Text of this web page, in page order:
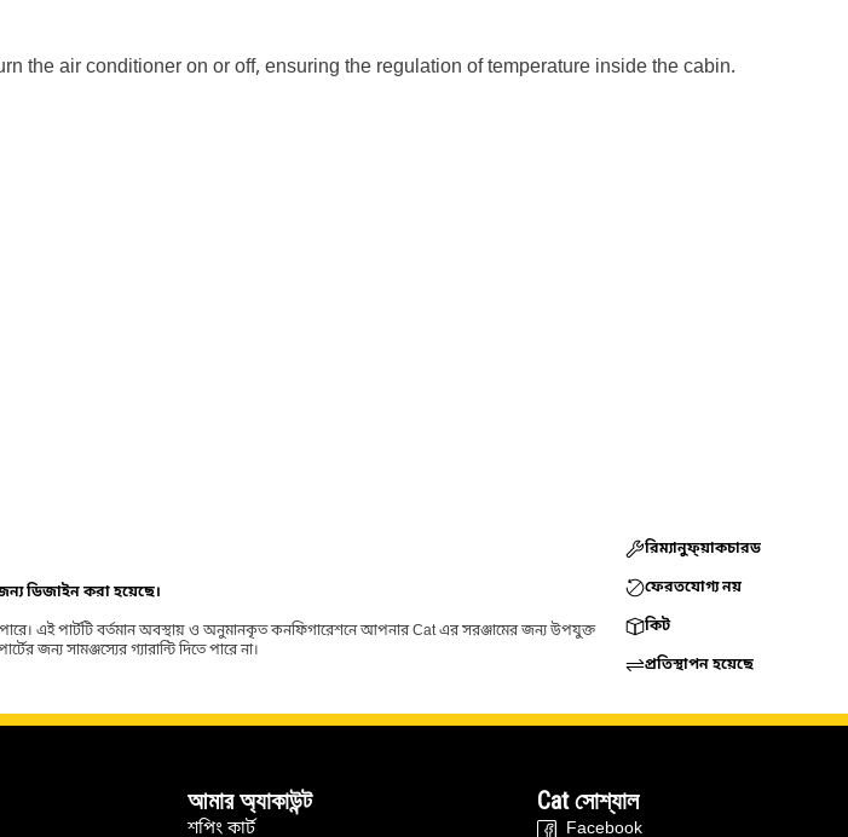
the air conditioner on or off, ensuring the regulation of temperature inside the cabin.
ডিজাইন করা হয়েছে।
এই পার্টটি বর্তমান অবস্থায় ও অনুমানকৃত কনফিগারেশনে আপনার Cat এর সরঞ্জামের জন্য উপযুক্ত
জন্য সামঞ্জস্যের গ্যারান্টি দিতে পারে না।
রিম্যানুফ্য়াকচারড
ফেরতযোগ্য নয়
কিট
প্রতিস্থাপন হয়েছে
আমার অ্যাকাউন্ট
শপিং কার্ট
Cat সোশ্যাল
Facebook